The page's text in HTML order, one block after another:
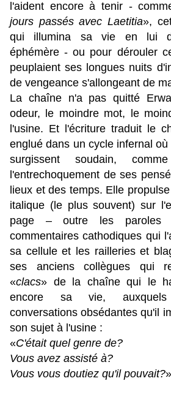
l'aident encore à tenir -
jours passés avec Laetitia»,
qui illumina sa vie en lui
éphémère - ou pour dérouler
peuplaient ses longues nuits
de vengeance s'allongeant de
La chaîne n'a pas quitté
odeur, le moindre mot, le
l'usine. Et l'écriture traduit le
englué dans un cycle infernal
surgissent soudain, comme
l'entrechoquement de ses
lieux et des temps. Elle
italique (le plus souvent) sur
page – outre les paroles
commentaires cathodiques qui
sa cellule et les railleries et
ses anciens collègues qui
«clacs» de la chaîne qui le
encore sa vie,
conversations obsédantes qu'il
son sujet à l'usine :
«C'était quel genre de?
Vous avez assisté à?
Vous vous doutiez qu'il pouvait?»